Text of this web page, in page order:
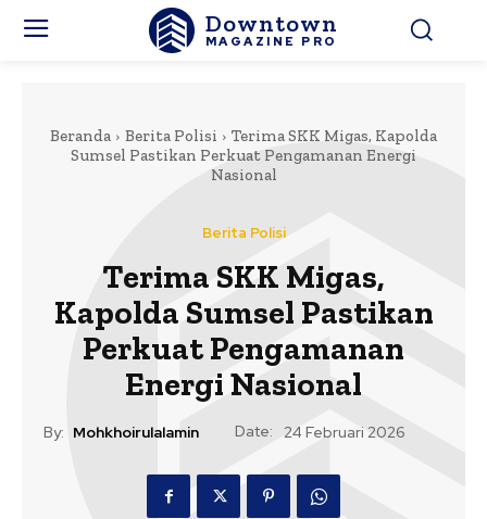
Downtown
MAGAZINE PRO
Beranda Berita Polisi
Terima SKK Migas, Kapolda
Sumsel Pastikan Perkuat Pengamanan Energi
Nasional
Berita Polisi
Terima SKK Migas,
Kapolda Sumsel Pastikan
Perkuat Pengamanan
Energi Nasional
By: Mohkhoirulalamin Date: 24 Februari 2026